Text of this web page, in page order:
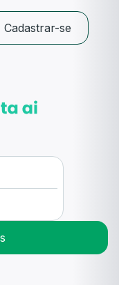
Cadastrar-se